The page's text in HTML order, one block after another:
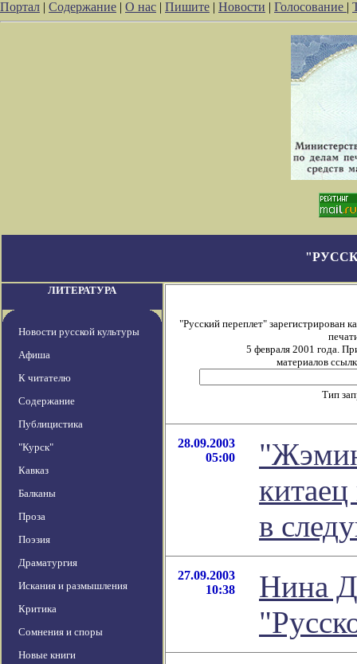
Портал | Содержание | О нас | Пишите | Новости | Голосование |
ЛИТЕРАТУРА
Новости русской культуры
Афиша
К читателю
Содержание
Публицистика
"Курск"
Кавказ
Балканы
Проза
Поэзия
Драматургия
Искания и размышления
Критика
Сомнения и споры
Новые книги
"Русский переплет" зарегистрирован
5 февраля 2001 года.
материалов
Тип
28.09.2003
05:00
в
27.09.2003
10:38
Нина